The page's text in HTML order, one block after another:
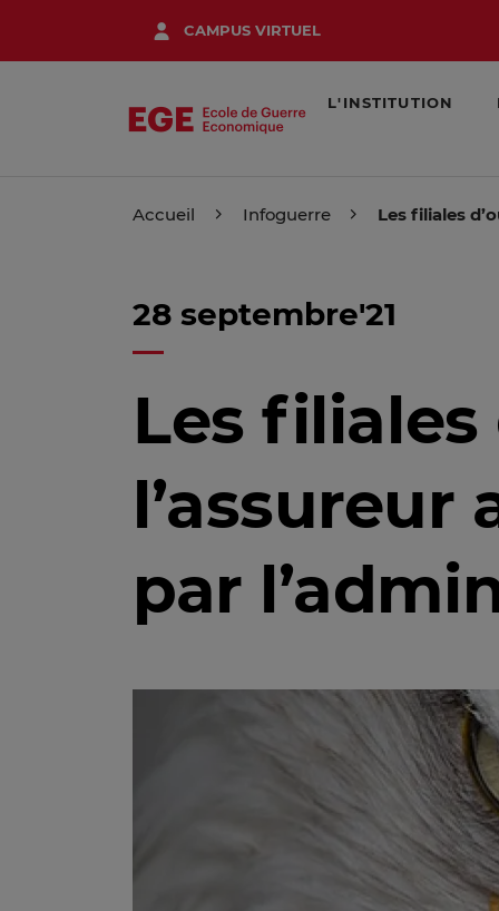
contenu
CAMPUS VIRTUEL
L'INSTITUTION
Accueil Infoguerre Les filiales
28 septembre'21
Les
l’assureur
par